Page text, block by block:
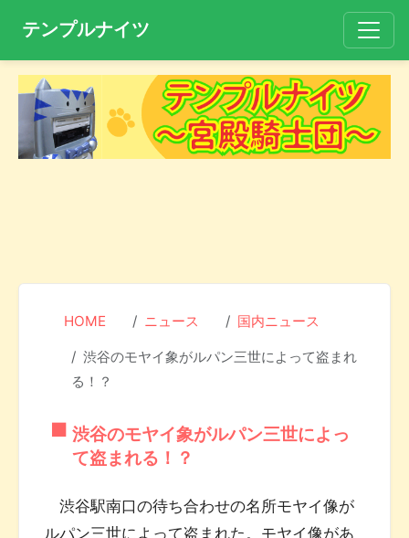
テンプルナイツ
HOME ニュース 国内ニュース
渋谷のモヤイ象がルパン三世によって盗まれ
る！？
渋谷のモヤイ象がルパン三世によっ
て盗まれる！？
渋谷駅南口の待ち合わせの名所モヤイ像が
ルパン三世によって盗まれた。モヤイ像があ